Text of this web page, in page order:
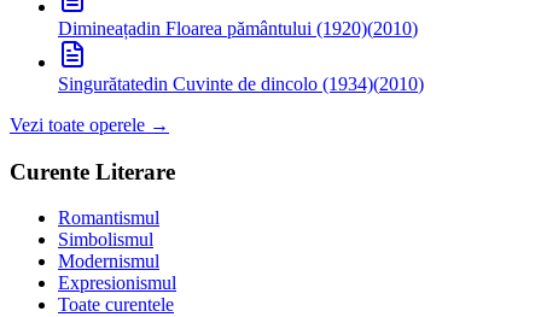
Dimineațadin Floarea pământului (1920)(2010)
Singurătatedin Cuvinte de dincolo (1934)(2010)
Vezi toate operele →
Curente Literare
Romantismul
Simbolismul
Modernismul
Expresionismul
Toate curentele